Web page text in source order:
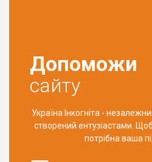
Допоможи
сайту
Україна Інкогніта -
створений ентузіастами.
потрібна ваша